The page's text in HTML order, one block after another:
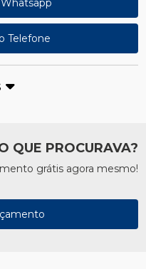
Telefone
QUE PROCURAVA?
grátis agora mesmo!